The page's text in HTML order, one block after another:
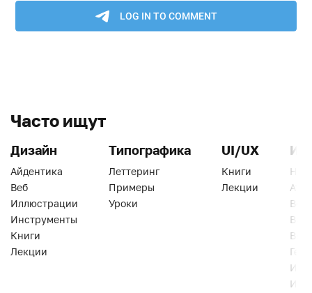
Часто ищут
Дизайн
Айдентика
Веб
Иллюстрации
Инструменты
Книги
Лекции
Типографика
Леттеринг
Примеры
Уроки
UI/UX
Книги
Лекции
Веб